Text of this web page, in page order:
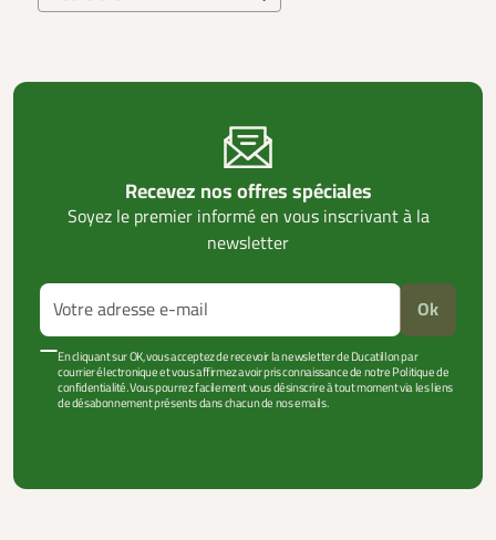
Recevez nos offres spéciales
Soyez le premier informé en vous inscrivant à la
newsletter
Ok
En cliquant sur OK, vous acceptez de recevoir la newsletter de Ducatillon par
courrier électronique et vous affirmez avoir pris connaissance de notre Politique de
confidentialité. Vous pourrez facilement vous désinscrire à tout moment via les liens
de désabonnement présents dans chacun de nos emails.